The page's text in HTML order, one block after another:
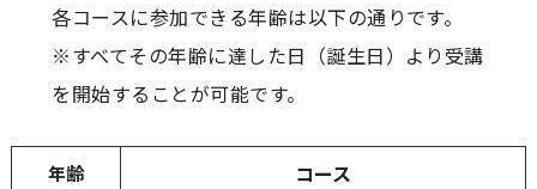
各コースに参加できる年齢は以下の通りです。
※すべてその年齢に達した日（誕生日）より受講
を開始することが可能です。
年齢 コース